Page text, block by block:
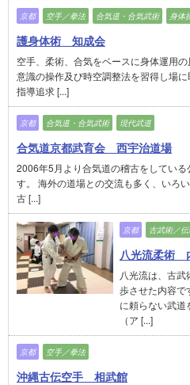
京都 空手／拳法 合気道・合気武術 身体
護身体術 知成会
空手、柔術、合気をベースに身体運用
意識の操作及び時空調整法を習得し場
指導追求 [...]
京都 合気道・合気武術 現代武道
合気道京都武育会 西宇治道場
2006年5月より合気道の稽古をしてい
す。 海外の道場との交流も多く、いろ
古 [...]
京都 古武術／
八光流柔術
八光流は、古
歩させた内容で
に頼らない武道
（ア [...]
京都 空手／拳法
沖縄古伝空手 相武館